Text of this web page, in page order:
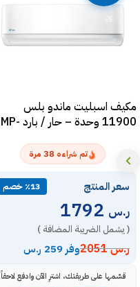
مكيف اسبليت ماندو بلس
11900 وحدة – حار / بارد MP-
تم شراءه 38 مرة
سعر المنتج ٪13 خصم
ر.س
( يشمل الضريبة المضافة )
ر.س2051 وفر 259 ر.س
قسّمها على طريقتك، اشترِ الآن وادفع لاحقاً